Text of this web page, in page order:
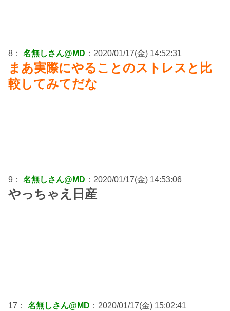
8： 名無しさん@MD ：2020/01/17(金) 14:52:31
まあ実際にやることのストレスと比
較してみてだな
9： 名無しさん@MD ：2020/01/17(金) 14:53:06
やっちゃえ日産
17： 名無しさん@MD ：2020/01/17(金) 15:02:41